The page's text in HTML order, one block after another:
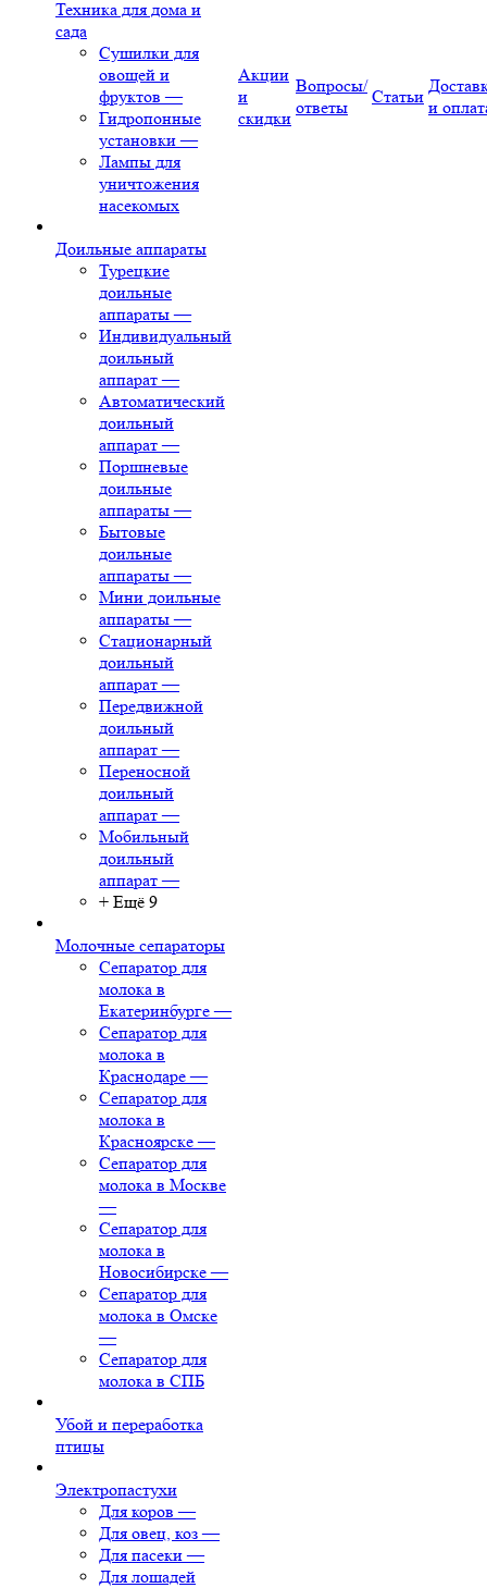
Техника для дома и
сада
Сушилки для
овощей и
фруктов —
Гидропонные
установки —
Лампы для
уничтожения
насекомых
Доильные аппараты
Турецкие
доильные
аппараты —
Индивидуальный
доильный
аппарат —
Автоматический
доильный
аппарат —
Поршневые
доильные
аппараты —
Бытовые
доильные
аппараты —
Мини доильные
аппараты —
Стационарный
доильный
аппарат —
Передвижной
доильный
аппарат —
Переносной
доильный
аппарат —
Мобильный
доильный
аппарат —
+ Ещё 9
Молочные сепараторы
Сепаратор для
молока в
Екатеринбурге —
Сепаратор для
молока в
Краснодаре —
Сепаратор для
молока в
Красноярске —
Сепаратор для
молока в Москве
—
Сепаратор для
молока в
Новосибирске —
Сепаратор для
молока в Омске
—
Сепаратор для
молока в СПБ
Убой и переработка
птицы
Электропастухи
Для коров —
Для овец, коз —
Для пасеки —
Для лошадей
Акции
и
скидки
Вопросы/
ответы
Статьи
и